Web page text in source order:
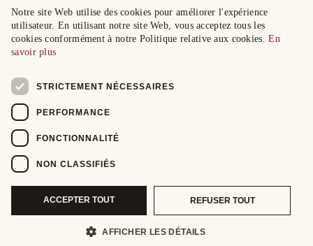
Notre site Web utilise des cookies pour améliorer l'expérience
utilisateur. En utilisant notre site Web, vous acceptez tous les
cookies conformément à notre Politique relative aux cookies.En
savoir plus
STRICTEMENT NÉCESSAIRES
PERFORMANCE
FONCTIONNALITÉ
NON CLASSIFIÉS
ACCEPTER TOUT REFUSER TOUT
AFFICHER LES DÉTAILS